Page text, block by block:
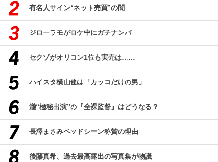
有名人サイン“ネット売買”の闇
ジローラモがロケ中にガチナンパ
セクゾがオリコン1位も実売は……
ハイスタ横山健は「カッコだけの男」
瀧“極秘出演”の『全裸監督』はどうなる？
長澤まさみベッドシーン称賛の理由
後藤真希、過去最高露出の写真集が物議